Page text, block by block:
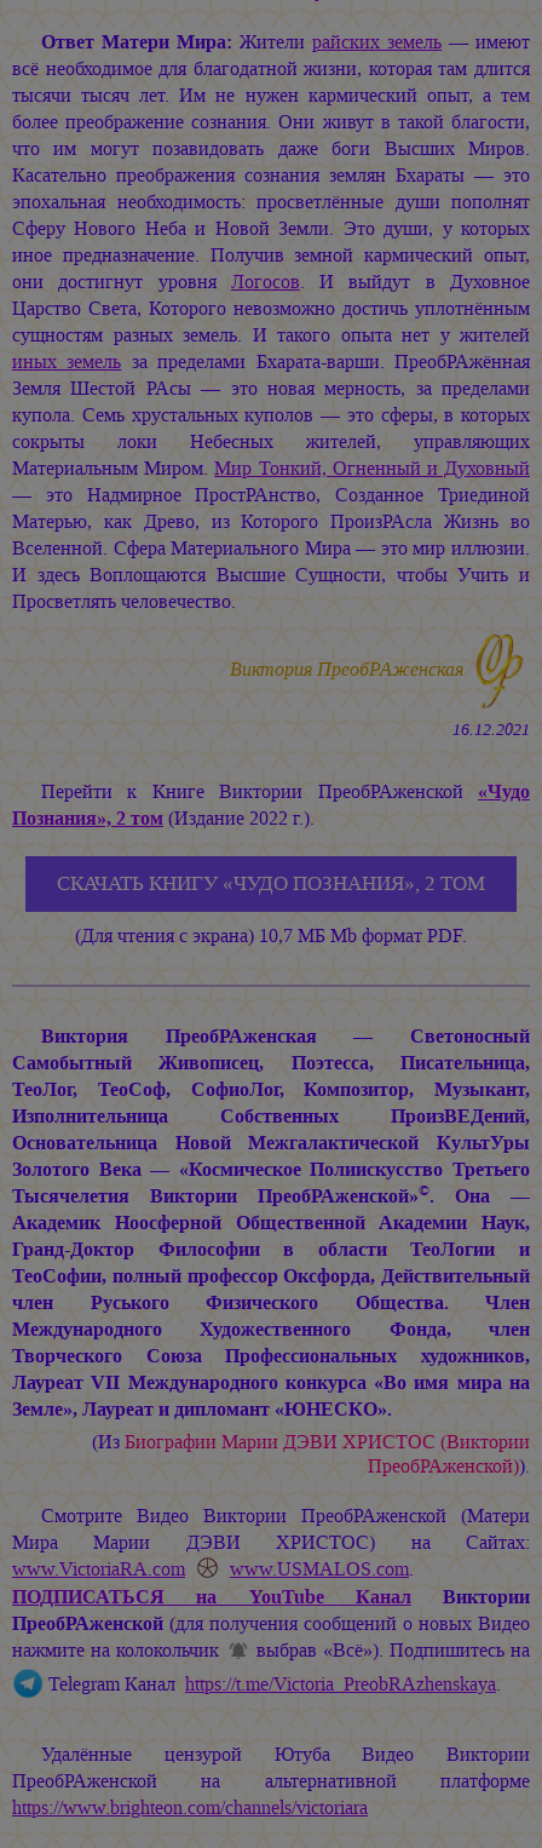
Ответ Матери Мира: Жители райских земель — имеют
всё необходимое для благодатной жизни, которая там длится
тысячи тысяч лет. Им не нужен кармический опыт, а тем
более преображение сознания. Они живут в такой благости,
что им могут позавидовать даже боги Высших Миров.
Касательно преображения сознания землян Бхараты — это
эпохальная необходимость: просветлённые души пополнят
Сферу Нового Неба и Новой Земли. Это души, у которых
иное предназначение. Получив земной кармический опыт,
они достигнут уровня Логосов. И выйдут в Духовное
Царство Света, Которого невозможно достичь уплотнённым
сущностям разных земель. И такого опыта нет у жителей
иных земель за пределами Бхарата-варши. ПреобРАжённая
Земля Шестой РАсы — это новая мерность, за пределами
купола. Семь хрустальных куполов — это сферы, в которых
сокрыты локи Небесных жителей, управляющих
Материальным Миром.Мир Тонкий, Огненный и Духовный
— это Надмирное ПростРАнство, Созданное Триединой
Матерью, как Древо, из Которого ПроизРАсла Жизнь во
Вселенной. Сфера Материального Мира — это мир иллюзии.
И здесь Воплощаются Высшие Сущности, чтобы Учить и
Просветлять человечество.
Виктория ПреобРАженская
16.12.2021
Перейти к Книге Виктории ПреобРАженской «Чудо
Познания», 2 том(Издание 2022 г.).
СКАЧАТЬ КНИГУ «ЧУДО ПОЗНАНИЯ», 2 ТОМ
(Для чтения с экрана) 10,7 МБ Mb формат PDF.
Виктория ПреобРАженская — Светоносный
Самобытный Живописец, Поэтесса, Писательница,
ТеоЛог, ТеоСоф, СофиоЛог, Композитор, Музыкант,
Изполнительница Собственных ПроизВЕДений,
Основательница Новой Межгалактической КультУры
Золотого Века — «Космическое Полиискусство Третьего
Тысячелетия Виктории ПреобРАженской»©. Она —
Академик Ноосферной Общественной Академии Наук,
Гранд-Доктор Философии в области ТеоЛогии и
ТеоСофии, полный профессор Оксфорда, Действительный
член Руського Физического Общества. Член
Международного Художественного Фонда, член
Творческого Союза Профессиональных художников,
Лауреат VII Международного конкурса «Во имя мира на
Земле», Лауреат и дипломант «ЮНЕСКО».
(ИзБиографииМарии ДЭВИ ХРИСТОС (Виктории
ПреобРАженской)).
Смотрите Видео Виктории ПреобРАженской (Матери
МираМарии ДЭВИ ХРИСТОС) на Сайтах:
www.VictoriaRA.com
www.USMALOS.com.
ПОДПИСАТЬСЯ на YouTube КаналВиктории
ПреобРАженской (для получения сообщений о новых Видео
нажмите на колокольчик
выбрав «Всё»). Подпишитесь на
Telegram Канал https://t.me/Victoria_PreobRAzhenskaya.
Удалённые цензурой Ютуба Видео Виктории
ПреобРАженской на альтернативной платформе
https://www.brighteon.com/channels/victoriara